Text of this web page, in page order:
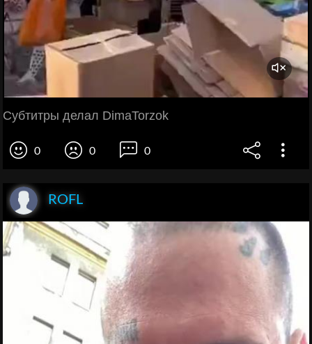
Субтитры делал DimaTorzok
0 0 0
ROFL